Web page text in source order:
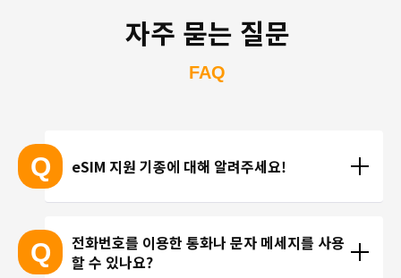
자주 묻는 질문
FAQ
Q eSIM 지원 기종에 대해 알려주세요!
※ eSIM 지원 기기가 계속 출시되고 있기 때문에 최신
Q
전화번호를 이용한 통화나 문자 메세지를 사용
할 수 있나요?